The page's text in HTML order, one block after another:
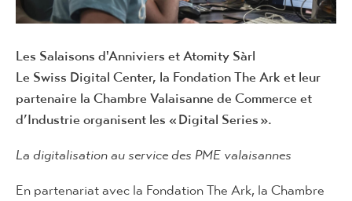
Les Salaisons d'Anniviers et Atomity Sàrl
Le Swiss Digital Center, la Fondation The Ark et leur
partenaire la Chambre Valaisanne de Commerce et
d’Industrie organisent les « Digital Series ».
La digitalisation au service des PME valaisannes
En partenariat avec la Fondation The Ark, la Chambre